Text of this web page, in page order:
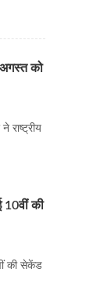
अगस्त को
राष्ट्रीय
की
की सेकेंड